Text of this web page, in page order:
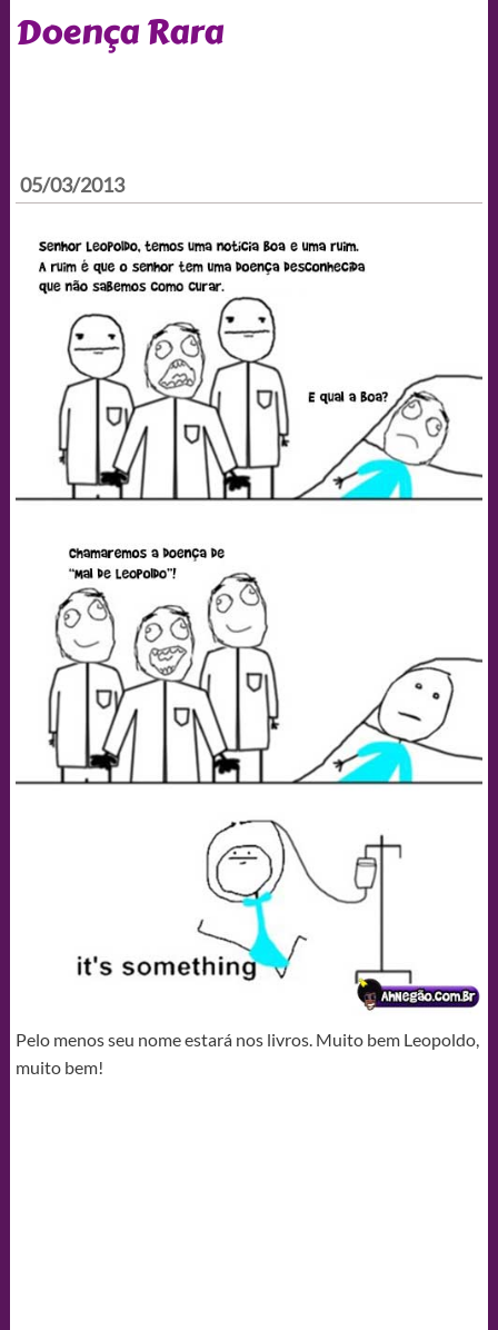
Doença Rara
05/03/2013
Pelo menos seu nome estará nos livros. Muito bem Leopoldo,
muito bem!